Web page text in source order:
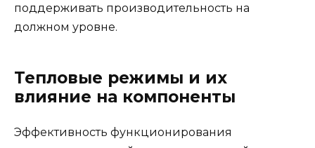
поддерживать производительность на
должном уровне.
Тепловые режимы и их
влияние на компоненты
Эффективность функционирования